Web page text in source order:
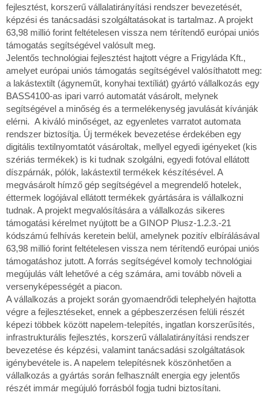
fejlesztést, korszerű vállalatirányítási rendszer bevezetését,
képzési és tanácsadási szolgáltatásokat is tartalmaz. A projekt
63,98 millió forint feltételesen vissza nem térítendő európai uniós
támogatás segítségével valósult meg.
Jelentős technológiai fejlesztést hajtott végre a Frigyláda Kft.,
amelyet európai uniós támogatás segítségével valósíthatott meg:
a lakástextilt (ágyneműt, konyhai textíliát) gyártó vállalkozás egy
BASS4100-as ipari varró automatát vásárolt, melynek
segítségével a minőség és a termelékenység javulását kívánják
elérni. A kiváló minőséget, az egyenletes varratot automata
rendszer biztosítja. Új termékek bevezetése érdekében egy
digitális textilnyomtatót vásároltak, mellyel egyedi igényeket (kis
szériás termékek) is ki tudnak szolgálni, egyedi fotóval ellátott
díszpárnák, pólók, lakástextil termékek készítésével. A
megvásárolt hímző gép segítségével a megrendelő hotelek,
éttermek logójával ellátott termékek gyártására is vállalkozni
tudnak. A projekt megvalósítására a vállalkozás sikeres
támogatási kérelmet nyújtott be a GINOP Plusz-1.2.3.-21
kódszámú felhívás keretein belül, amelynek pozitív elbírálásával
63,98 millió forint feltételesen vissza nem térítendő európai uniós
támogatáshoz jutott. A forrás segítségével komoly technológiai
megújulás vált lehetővé a cég számára, ami tovább növeli a
versenyképességét a piacon.
A vállalkozás a projekt során gyomaendrődi telephelyén hajtotta
végre a fejlesztéseket, ennek a gépbeszerzésen felüli részét
képezi többek között napelem-telepítés, ingatlan korszerűsítés,
infrastrukturális fejlesztés, korszerű vállalatirányítási rendszer
bevezetése és képzési, valamint tanácsadási szolgáltatások
igénybevétele is. A napelem telepítésnek köszönhetően a
vállalkozás a gyártás során felhasznált energia egy jelentős
részét immár megújuló forrásból fogja tudni biztosítani.